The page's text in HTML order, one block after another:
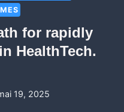
for rapidly
HealthTech.
19, 2025